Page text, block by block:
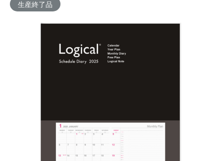
生産終了品
メーカー希望小売価格：
+ 税